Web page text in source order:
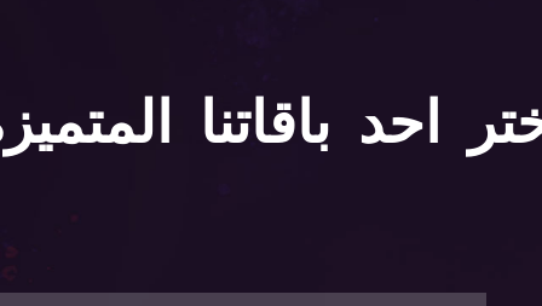
احد باقاتنا